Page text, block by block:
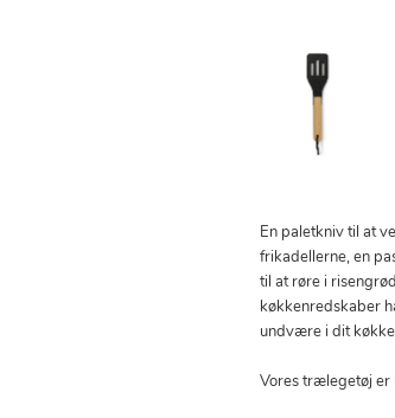
En paletkniv til at
frikadellerne, en
til at røre i
køkkenredskaber
undvære i dit
Vores trælegetøj er